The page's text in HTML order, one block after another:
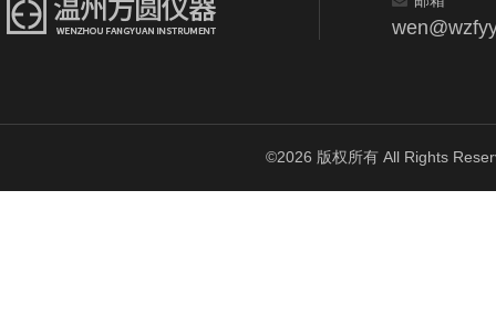
©2026 版权所有 All Rights